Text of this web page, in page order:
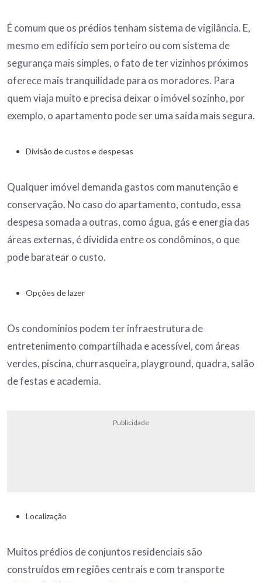
É comum que os prédios tenham sistema de vigilância. E,
mesmo em edifício sem porteiro ou com sistema de
segurança mais simples, o fato de ter vizinhos próximos
oferece mais tranquilidade para os moradores. Para
quem viaja muito e precisa deixar o imóvel sozinho, por
exemplo, o apartamento pode ser uma saída mais segura.
Divisão de custos e despesas
Qualquer imóvel demanda gastos com manutenção e
conservação. No caso do apartamento, contudo, essa
despesa somada a outras, como água, gás e energia das
áreas externas, é dividida entre os condôminos, o que
pode baratear o custo.
Opções de lazer
Os condomínios podem ter infraestrutura de
entretenimento compartilhada e acessível, com áreas
verdes, piscina, churrasqueira, playground, quadra, salão
de festas e academia.
Publicidade
Localização
Muitos prédios de conjuntos residenciais são
construídos em regiões centrais e com transporte